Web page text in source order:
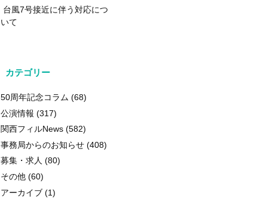
台風7号接近に伴う対応につ
いて
カテゴリー
50周年記念コラム (68)
公演情報 (317)
関西フィルNews (582)
事務局からのお知らせ (408)
募集・求人 (80)
その他 (60)
アーカイブ (1)